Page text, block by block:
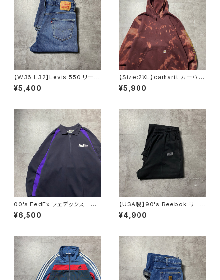
【W36 L32】Levis 550 リーバ
イス ジッパーフライ バギ
ー テーパード 140周年 デ
¥5,400
【Size:2XL】carhartt カーハー
ト ルーズフィット ラベルロ
ゴ ワインレッド ボルドー ス
¥5,900
00's FedEx フェデックス ハ
ーフジップ ワンポイント プリ
ント スウェット トレーナー
¥6,500
【USA製】90's Reebok リー
ボック ベクターロゴ ラベ
ル ブラック 薄手 スウェット
¥4,900